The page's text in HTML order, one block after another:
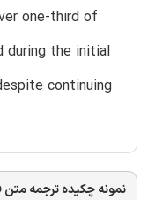
one-third of
during the initial
continuing
نمونه چکیده ترجمه متن